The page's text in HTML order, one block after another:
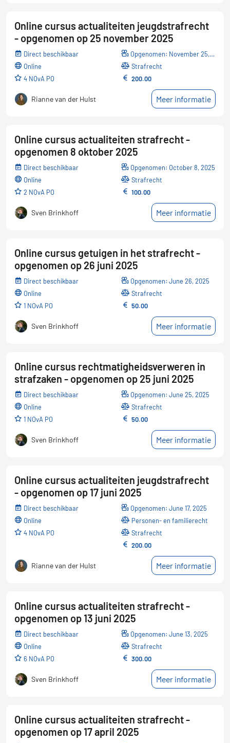
Online cursus actualiteiten jeugdstrafrecht
- opgenomen op 25 november 2025
Direct beschikbaar
online
4 NOvA PO
Opgenomen: November 25, 2025
Strafrecht
200.00
Rianne van der Hulst Meer informatie
Online cursus actualiteiten strafrecht -
opgenomen 8 oktober 2025
Direct beschikbaar
online
2 NOvA PO
Opgenomen: October 8, 2025
Strafrecht
100.00
Sven Brinkhoff Meer informatie
Online cursus getuigen in het strafrecht -
opgenomen op 26 juni 2025
Direct beschikbaar
online
1 NOvA PO
Opgenomen: June 26, 2025
Strafrecht
50.00
Sven Brinkhoff Meer informatie
Online cursus rechtmatigheidsverweren in
strafzaken - opgenomen op 25 juni 2025
Direct beschikbaar
online
1 NOvA PO
Opgenomen: June 25, 2025
Strafrecht
50.00
Sven Brinkhoff Meer informatie
Online cursus actualiteiten jeugdstrafrecht
- opgenomen op 17 juni 2025
Direct beschikbaar
online
4 NOvA PO
Opgenomen: June 17, 2025
Personen- en familierecht
Strafrecht
200.00
Rianne van der Hulst Meer informatie
Online cursus actualiteiten strafrecht -
opgenomen op 13 juni 2025
Direct beschikbaar
online
6 NOvA PO
Opgenomen: June 13, 2025
Strafrecht
300.00
Sven Brinkhoff Meer informatie
Online cursus actualiteiten strafrecht -
opgenomen op 17 april 2025